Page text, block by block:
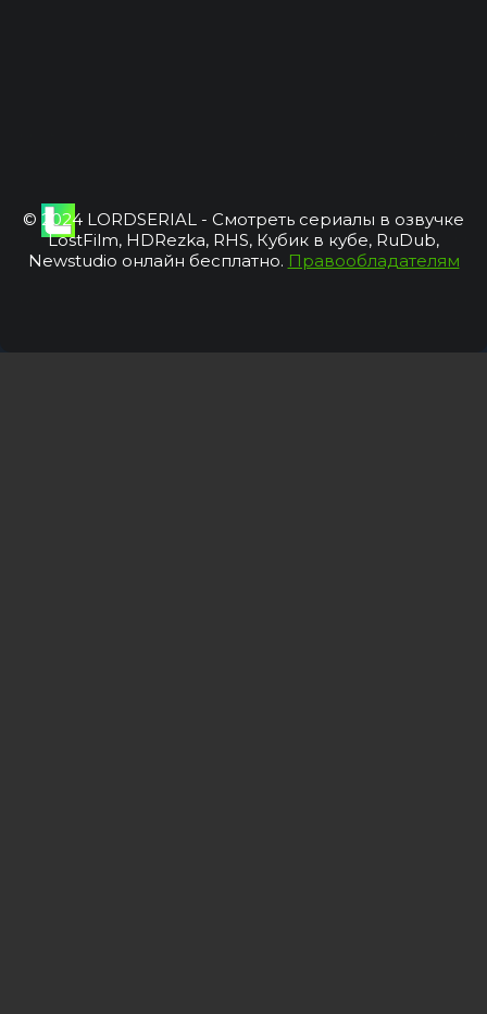
© 2024 LORDSERIAL - Смотреть сериалы в озвучке
LostFilm, HDRezka, RHS, Кубик в кубе, RuDub,
Newstudio онлайн бесплатно. Правообладателям